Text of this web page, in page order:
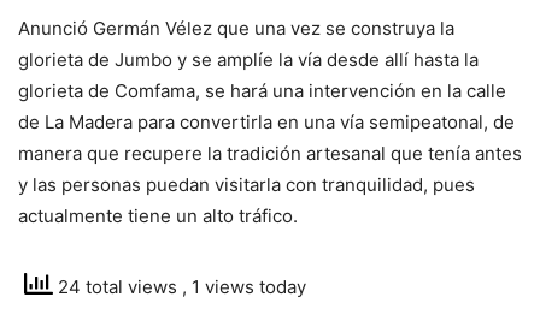
Anunció Germán Vélez que una vez se construya la
glorieta de Jumbo y se amplíe la vía desde allí hasta la
glorieta de Comfama, se hará una intervención en la calle
de La Madera para convertirla en una vía semipeatonal, de
manera que recupere la tradición artesanal que tenía antes
y las personas puedan visitarla con tranquilidad, pues
actualmente tiene un alto tráfico.
24 total views , 1 views today